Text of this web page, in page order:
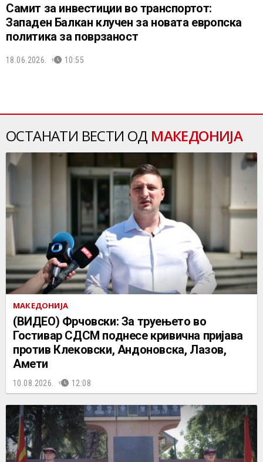
Самит за инвестиции во транспортот:
Западен Балкан клучен за новата европска
политика за поврзаност
18.06.2026. 10:55
ОСТАНАТИ ВЕСТИ ОД МАКЕДОНИЈА
МАКЕДОНИЈА
(ВИДЕО) Фрчовски: За труењето во
Гостивар СДСМ поднесе кривична пријава
против Клековски, Андоновска, Лазов,
Амети
10.08.2026. 12:08